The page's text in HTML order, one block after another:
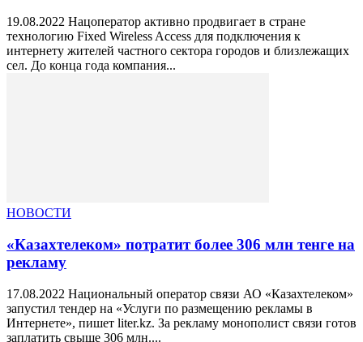
19.08.2022 Нацоператор активно продвигает в стране
технологию Fixed Wireless Access для подключения к
интернету жителей частного сектора городов и близлежащих
сел. До конца года компания...
НОВОСТИ
«Казахтелеком» потратит более 306 млн тенге на
рекламу
17.08.2022 Национальный оператор связи АО «Казахтелеком»
запустил тендер на «Услуги по размещению рекламы в
Интернете», пишет liter.kz. За рекламу монополист связи готов
заплатить свыше 306 млн....